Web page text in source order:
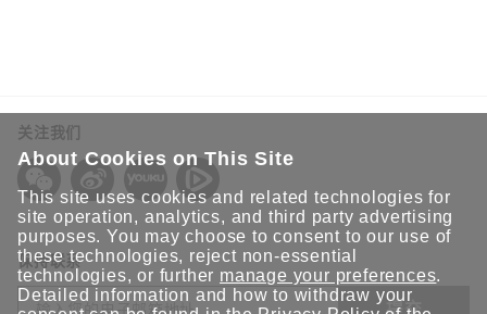
关注我们
保持联系
提交
About Cookies on This Site
This site uses cookies and related technologies for
site operation, analytics, and third party advertising
purposes. You may choose to consent to our use of
these technologies, reject non-essential
technologies, or further manage your preferences.
Detailed information and how to withdraw your